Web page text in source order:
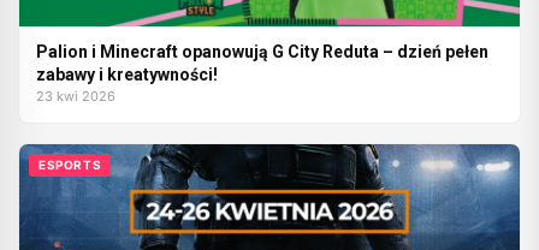
Palion i Minecraft opanowują G City Reduta – dzień pełen
zabawy i kreatywności!
23 kwi 2026
ESPORTS